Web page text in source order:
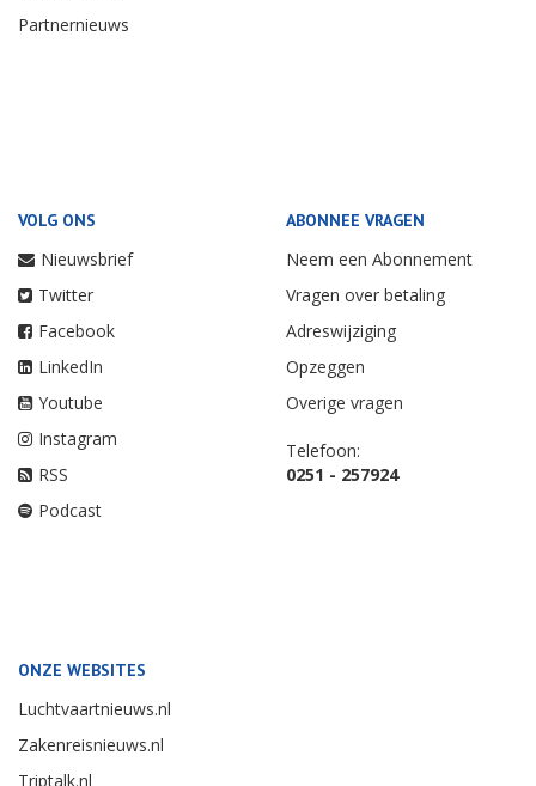
Partnernieuws
VOLG ONS
Nieuwsbrief
Twitter
Facebook
LinkedIn
Youtube
Instagram
RSS
Podcast
ABONNEE VRAGEN
Neem een Abonnement
Vragen over betaling
Adreswijziging
Opzeggen
Overige vragen
Telefoon:
0251 - 257924
ONZE WEBSITES
Luchtvaartnieuws.nl
Zakenreisnieuws.nl
Triptalk.nl